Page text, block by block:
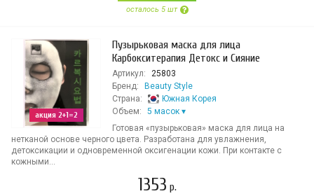
осталось 5 шт
акция 2+1=2
Пузырьковая маска для лица
Карбокситерапия Детокс и Сияние
Артикул:
25803
Бренд:
Beauty Style
Страна:
Южная Корея
Объем:
5 масок
Готовая «пузырьковая» маска для лица на
нетканой основе черного цвета. Разработана для увлажнения,
детоксикации и одновременной оксигенации кожи. При контакте с
кожными...
1353 р.